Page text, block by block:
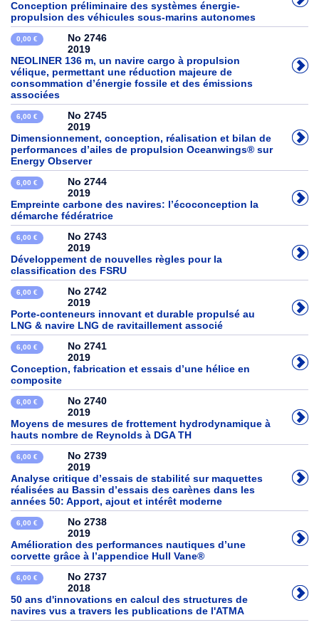
Conception préliminaire des systèmes énergie-
propulsion des véhicules sous-marins autonomes
0,00 €
No 2746
2019
NEOLINER 136 m, un navire cargo à propulsion
vélique, permettant une réduction majeure de
consommation d’énergie fossile et des émissions
associées
6,00 €
No 2745
2019
Dimensionnement, conception, réalisation et bilan de
performances d’ailes de propulsion Oceanwings® sur
Energy Observer
6,00 €
No 2744
2019
Empreinte carbone des navires: l’écoconception la
démarche fédératrice
6,00 €
No 2743
2019
Développement de nouvelles règles pour la
classification des FSRU
6,00 €
No 2742
2019
Porte-conteneurs innovant et durable propulsé au
LNG & navire LNG de ravitaillement associé
6,00 €
No 2741
2019
Conception, fabrication et essais d’une hélice en
composite
6,00 €
No 2740
2019
Moyens de mesures de frottement hydrodynamique à
hauts nombre de Reynolds à DGA TH
6,00 €
No 2739
2019
Analyse critique d’essais de stabilité sur maquettes
réalisées au Bassin d’essais des carènes dans les
années 50: Apport, ajout et intérêt moderne
6,00 €
No 2738
2019
Amélioration des performances nautiques d’une
corvette grâce à l’appendice Hull Vane®
6,00 €
No 2737
2018
50 ans d'innovations en calcul des structures de
navires vus a travers les publications de l'ATMA